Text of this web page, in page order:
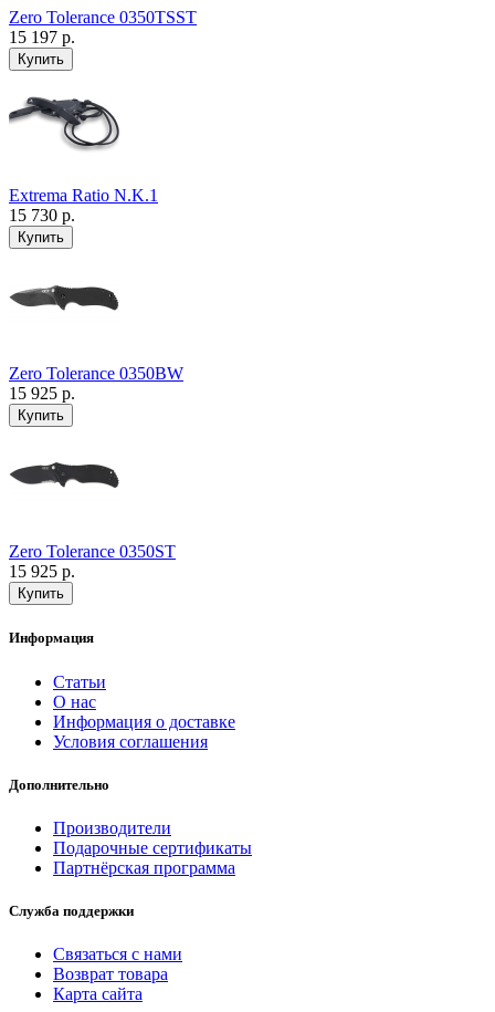
Zero Tolerance 0350TSST
15 197 р.
Extrema Ratio N.K.1
15 730 р.
Zero Tolerance 0350BW
15 925 р.
Zero Tolerance 0350ST
15 925 р.
Информация
Статьи
О нас
Информация о доставке
Условия соглашения
Дополнительно
Производители
Подарочные сертификаты
Партнёрская программа
Служба поддержки
Связаться с нами
Возврат товара
Карта сайта